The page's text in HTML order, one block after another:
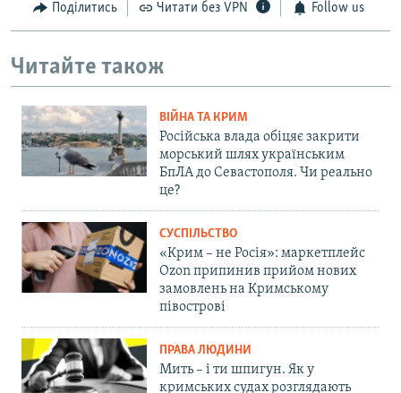
Поділитись Читати без VPN Follow us
Читайте також
ВІЙНА ТА КРИМ
Російська влада обіцяє закрити
морський шлях українським
БпЛА до Севастополя. Чи реально
це?
СУСПІЛЬСТВО
«Крим – не Росія»: маркетплейс
Ozon припинив прийом нових
замовлень на Кримському
півострові
ПРАВА ЛЮДИНИ
Мить – і ти шпигун. Як у
кримських судах розглядають